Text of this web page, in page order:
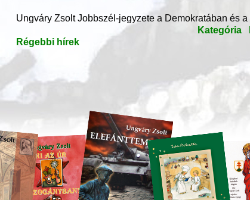
Ungváry Zsolt Jobbszél-jegyzete a Demokratában és a
Kategória
Régebbi hírek